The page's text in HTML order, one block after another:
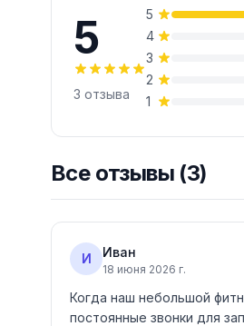
5
3 отзыва
5
4
3
2
1
Все отзывы (3)
И Иван
18 июня 2026 г.
Когда наш небольшой
постоянные звонки для